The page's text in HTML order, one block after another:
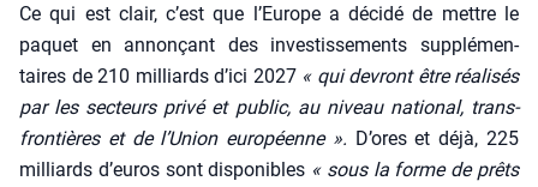
Ce qui est clair, c’est que l’Europe a déci­dé de mettre le
paquet en annon­çant des inves­tis­se­ments sup­plé­men­
taires de 210 mil­liards d’ici 2027 « qui devront être réa­li­sés
par les sec­teurs pri­vé et public, au niveau natio­nal, trans­
fron­tières et de l’Union euro­péenne ». D’ores et déjà, 225
mil­liards d’euros sont dis­po­nibles « sous la forme de prêts